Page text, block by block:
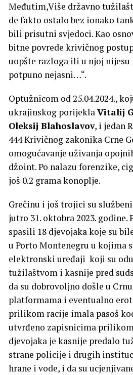
Međutim,Više državno
de fakto ostalo bez ionako
bili prisutni svjedoci. Kao
bitne povrede krivičnog
uopšte razloga ili u njoj
potpuno nejasni…“.
Optužnicom od 25.04.2024.,
ukrajinskog porijeklaVitalij
Oleksij Blahoslavov, i jedan
444 Krivičnog zakonika Crne
omogućavanje uživanja
džoint. Po nalazu forenzike,
još 0.2 grama konoplje.
Grečinu i još trojici su
jutro 31. oktobra 2023.
spasili 18 djevojaka koje su
u Porto Montenegru u kojima
elektronski uređaji koji su
tužilaštvom i kasnije pred
da su dobrovoljno došle u
platformama i eventualno
prilikom racije imala pasoš
utvrđeno zapisnicima
djevojaka je kasnije predalo
strane policije i drugih
hrane i vode, i da su